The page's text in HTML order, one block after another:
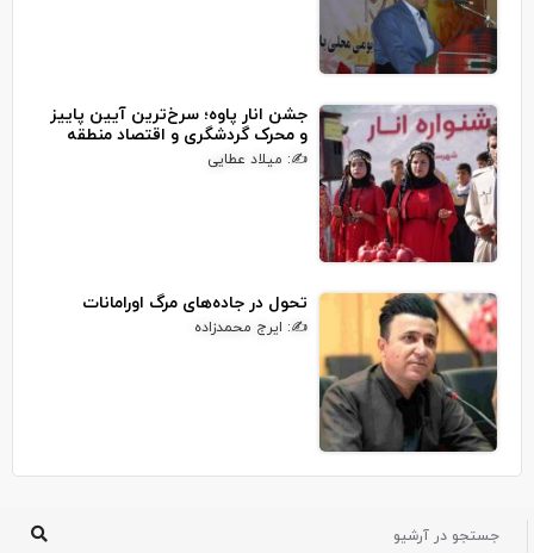
جشن انار پاوه؛ سرخ‌ترین آیین پاییز
و محرک گردشگری و اقتصاد منطقه
✍: میلاد عطایی
تحول در جاده‌های مرگ اورامانات
✍: ایرج محمدزاده